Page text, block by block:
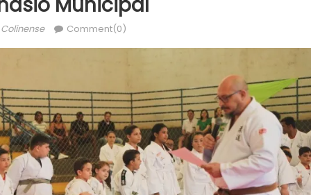
Colinense Comment(0)